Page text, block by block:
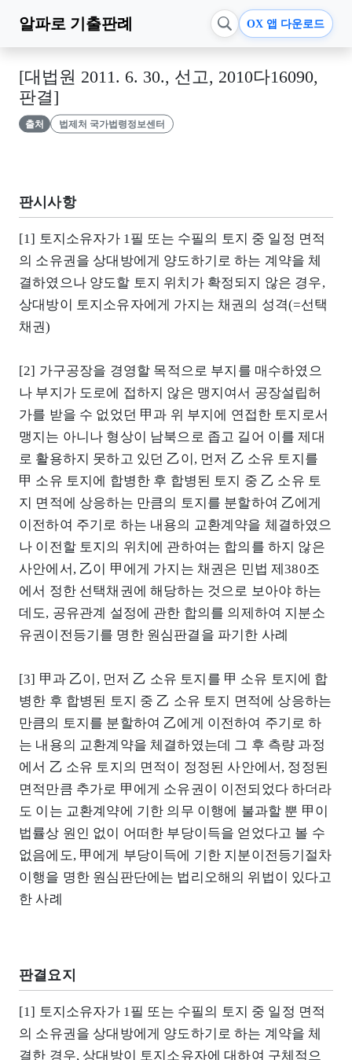
알파로 기출판례 OX 앱 다운로드
[대법원 2011. 6. 30., 선고, 2010다16090,
판결]
출처 법제처 국가법령정보센터
판시사항
[1] 토지소유자가 1필 또는 수필의 토지 중 일정 면적
의 소유권을 상대방에게 양도하기로 하는 계약을 체
결하였으나 양도할 토지 위치가 확정되지 않은 경우,
상대방이 토지소유자에게 가지는 채권의 성격(=선택
채권)
[2] 가구공장을 경영할 목적으로 부지를 매수하였으
나 부지가 도로에 접하지 않은 맹지여서 공장설립허
가를 받을 수 없었던 甲과 위 부지에 연접한 토지로서
맹지는 아니나 형상이 남북으로 좁고 길어 이를 제대
로 활용하지 못하고 있던 乙이, 먼저 乙 소유 토지를
甲 소유 토지에 합병한 후 합병된 토지 중 乙 소유 토
지 면적에 상응하는 만큼의 토지를 분할하여 乙에게
이전하여 주기로 하는 내용의 교환계약을 체결하였으
나 이전할 토지의 위치에 관하여는 합의를 하지 않은
사안에서, 乙이 甲에게 가지는 채권은 민법 제380조
에서 정한 선택채권에 해당하는 것으로 보아야 하는
데도, 공유관계 설정에 관한 합의를 의제하여 지분소
유권이전등기를 명한 원심판결을 파기한 사례
[3] 甲과 乙이, 먼저 乙 소유 토지를 甲 소유 토지에 합
병한 후 합병된 토지 중 乙 소유 토지 면적에 상응하는
만큼의 토지를 분할하여 乙에게 이전하여 주기로 하
는 내용의 교환계약을 체결하였는데 그 후 측량 과정
에서 乙 소유 토지의 면적이 정정된 사안에서, 정정된
면적만큼 추가로 甲에게 소유권이 이전되었다 하더라
도 이는 교환계약에 기한 의무 이행에 불과할 뿐 甲이
법률상 원인 없이 어떠한 부당이득을 얻었다고 볼 수
없음에도, 甲에게 부당이득에 기한 지분이전등기절차
이행을 명한 원심판단에는 법리오해의 위법이 있다고
한 사례
판결요지
[1] 토지소유자가 1필 또는 수필의 토지 중 일정 면적
의 소유권을 상대방에게 양도하기로 하는 계약을 체
결한 경우, 상대방이 토지소유자에 대하여 구체적으